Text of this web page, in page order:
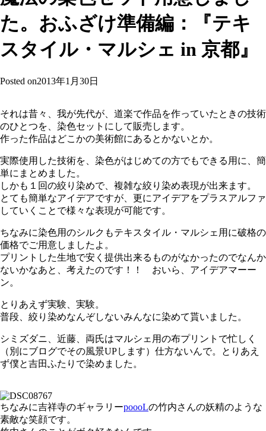
た。おふざけ準備編：『テキ
スタイル・マルシェ in 京都』
Posted on2013年1月30日
それは昔々、我が先代が、道楽で作品を作っていたときの技術
のひとつを、染色セットにして販売します。
作った作品はどこかの美術館にあるとかないとか。
実際使用した技術を、染色がはじめての方でもできる用に、簡
単にまとめました。
しかも１回の絞り染めで、複雑な絞り染め表現が出来ます。
とても簡単なアイデアですが、更にアイデアをプラスアルファ
していくことで様々な表現が可能です。
ちなみに染色用のシルクもテキスタイル・マルシェ用に破格の
価格でご用意しましたよ。
プリントした生地で安く提供出来るものがなかったのでなんか
ないかなあと、考えたのです！！ おいら、アイデアマーー
ン。
とりあえず実験、実験。
普段、絞り染めなんぞしないみんなに染めて貰いました。
シミズダニ、近藤、両氏はマルシェ用の布プリントで忙しく
（別にブログでその風景UPします）仕方ないんで。とりあえ
ず僕と吉田ふたりで染めました。
ちなみに吉祥寺のギャラリーpoooLの竹内さんの妖精のような
素敵な笑顔です。